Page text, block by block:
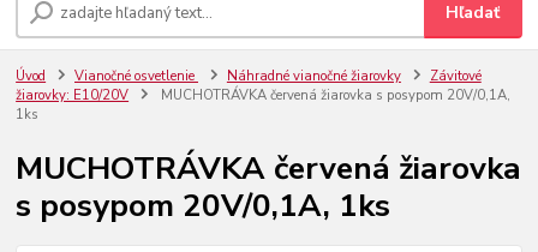
Hľadať
Úvod Vianočné osvetlenie Náhradné vianočné žiarovky
Závitové
žiarovky: E10/20V
MUCHOTRÁVKA červená žiarovka s posypom 20V/0,1A,
1ks
MUCHOTRÁVKA červená žiarovka
s posypom 20V/0,1A, 1ks